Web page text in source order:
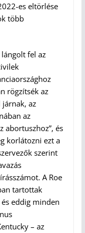
es eltörlése
több
fel az
rögzítsék az
az
az
abortuszhoz”, és
korlátozni ezt a
szerint
A Roe
tartottak
eddig minden
– az